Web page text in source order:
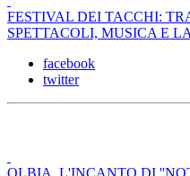
FESTIVAL DEI TACCHI:
SPETTACOLI, MUSICA E
facebook
twitter